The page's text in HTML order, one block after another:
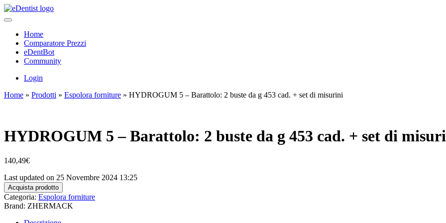
Home
Comparatore Prezzi
eDentBot
Community
Login
Home » Prodotti » Espolora forniture » HYDROGUM 5 – Barattolo: 2 buste da g 453 cad. + set di misurini
HYDROGUM 5 – Barattolo: 2 buste da g 453 cad. + set di
140,49€
Last updated on 25 Novembre 2024 13:25
Acquista prodotto
Categoria: Espolora forniture
Brand: ZHERMACK